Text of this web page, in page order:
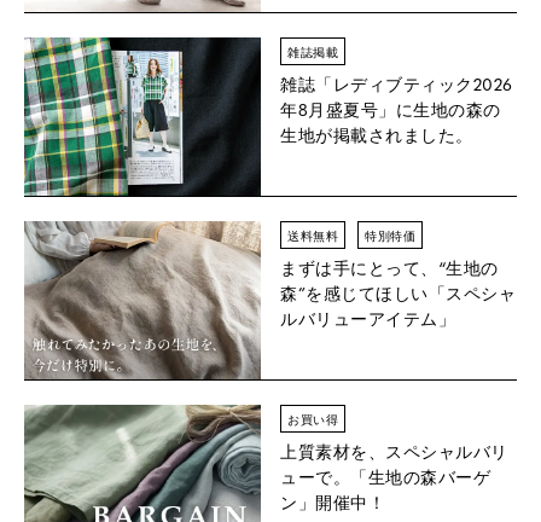
雑誌掲載
雑誌「レディブティック2026
年8月盛夏号」に生地の森の
生地が掲載されました。
送料無料 特別特価
まずは手にとって、“生地の
森”を感じてほしい「スペシャ
ルバリューアイテム」
お買い得
上質素材を、スペシャルバリ
ューで。「生地の森バーゲ
ン」開催中！